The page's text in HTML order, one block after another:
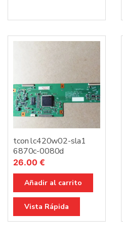
tcon lc420w02-sla1
6870c-0080d
26.00 €
Añadir al carrito
Vista Rápida